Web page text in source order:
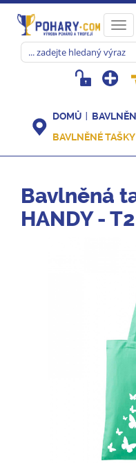
DOMŮ
BAVLNĚNÉ
Bavlněná
HANDY -